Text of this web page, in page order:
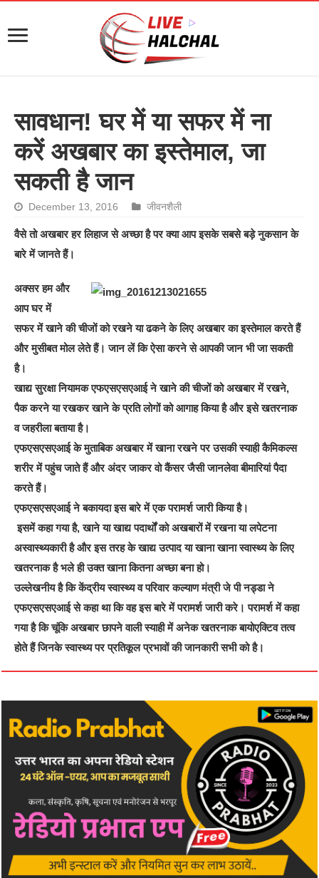
सावधान! घर में या सफर में ना
करें अखबार का इस्तेमाल, जा
सकती है जान
December 13, 2016 जीवनशैली
वैसे तो अखबार हर लिहाज से अच्छा है पर क्या आप इसके सबसे बड़े नुकसान के
बारे में जानते हैं।
अक्सर हम और
आप घर में
सफर में खाने की चीजों को रखने या ढकने के लिए अखबार का इस्तेमाल करते हैं
और मुसीबत मोल लेते हैं। जान लें कि ऐसा करने से आपकी जान भी जा सकती
है।
खाद्य सुरक्षा नियामक एफएसएसएआई ने खाने की चीजों को अखबार में रखने,
पैक करने या रखकर खाने के प्रति लोगों को आगाह किया है और इसे खतरनाक
व जहरीला बताया है।
एफएसएसएआई के मुताबिक अखबार में खाना रखने पर उसकी स्याही कैमिकल्स
शरीर में पहुंच जाते हैं और अंदर जाकर वो कैंसर जैसी जानलेवा बीमारियां पैदा
करते हैं।
एफएसएसएआई ने बकायदा इस बारे में एक परामर्श जारी किया है।
इसमें कहा गया है, खाने या खाद्य पदार्थों को अखबारों में रखना या लपेटना
अस्वास्थ्यकारी है और इस तरह के खाद्य उत्पाद या खाना खाना स्वास्थ्य के लिए
खतरनाक है भले ही उक्त खाना कितना अच्छा बना हो।
उल्लेखनीय है कि केंद्रीय स्वास्थ्य व परिवार कल्याण मंत्री जे पी नड्डा ने
एफएसएसएआई से कहा था कि वह इस बारे में परामर्श जारी करे। परामर्श में कहा
गया है कि चूंकि अखबार छापने वाली स्याही में अनेक खतरनाक बायोएक्टिव तत्व
होते हैं जिनके स्वास्थ्य पर प्रतिकूल प्रभावों की जानकारी सभी को है।